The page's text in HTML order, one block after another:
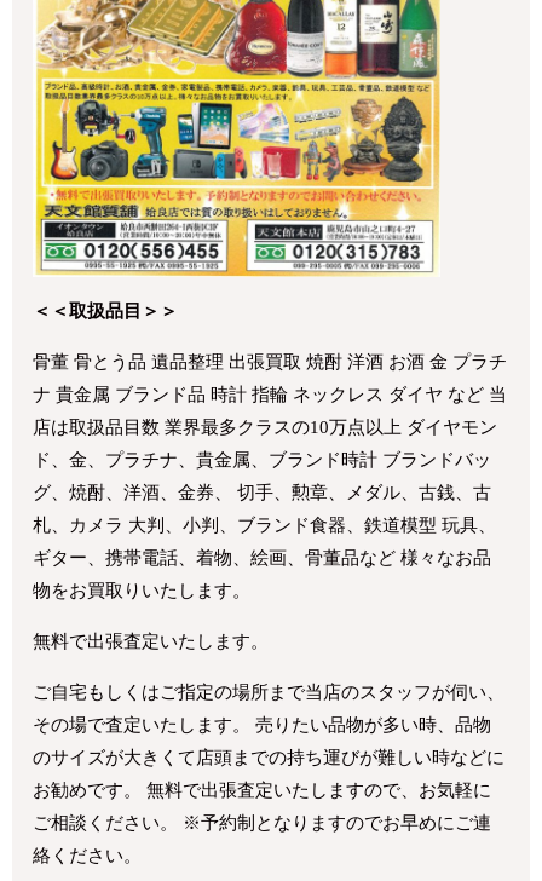
＜＜取扱品目＞＞
骨董 骨とう品 遺品整理 出張買取 焼酎 洋酒 お酒 金 プラチ
ナ 貴金属 ブランド品 時計 指輪 ネックレス ダイヤ など 当
店は取扱品目数 業界最多クラスの10万点以上 ダイヤモン
ド、金、プラチナ、貴金属、ブランド時計 ブランドバッ
グ、焼酎、洋酒、金券、 切手、勲章、メダル、古銭、古
札、カメラ 大判、小判、ブランド食器、鉄道模型 玩具、
ギター、携帯電話、着物、絵画、骨董品など 様々なお品
物をお買取りいたします。
無料で出張査定いたします。
ご自宅もしくはご指定の場所まで当店のスタッフが伺い、
その場で査定いたします。 売りたい品物が多い時、品物
のサイズが大きくて店頭までの持ち運びが難しい時などに
お勧めです。 無料で出張査定いたしますので、お気軽に
ご相談ください。 ※予約制となりますのでお早めにご連
絡ください。